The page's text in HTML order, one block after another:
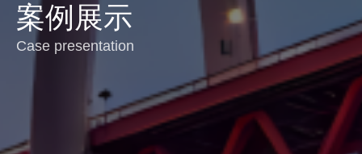
案例展示
Case presentation